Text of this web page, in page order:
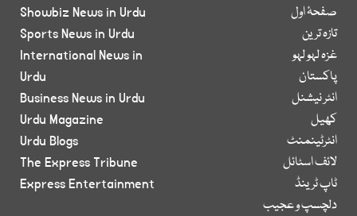
صفحۂ اول
تازہ ترین
غزہ لہو لہو
پاکستان
انٹر نیشنل
کھیل
انٹرٹینمنٹ
لائف اسٹائل
ٹاپ ٹرینڈ
دلچسپ و عجیب
Showbiz News in Urdu
Sports News in Urdu
International News in
Urdu
Business News in Urdu
Urdu Magazine
Urdu Blogs
The Express Tribune
Express Entertainment